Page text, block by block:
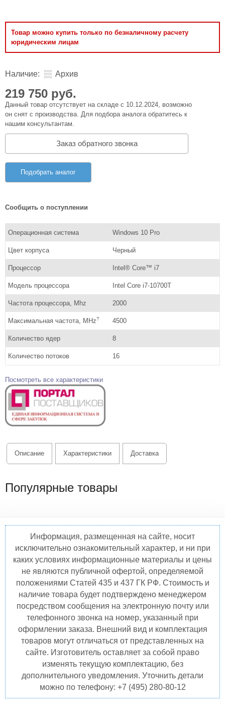
Товар можно купить только по безналичному расчету
юридическим лицам
Наличие: Архив
219 750 руб.
Данный товар отсутствует на складе с 10.12.2024, возможно
он снят с производства. Для подбора аналога обратитесь к
нашим консультантам.
Заказ обратного звонка
Подобрать аналог
Сообщить о поступлении
Операционная система Windows 10 Pro
Цвет корпуса Черный
Процессор Intel® Core™ i7
Модель процессора Intel Core i7-10700T
Частота процессора, Mhz 2000
Максимальная частота, MHz? 4500
Количество ядер 8
Количество потоков 16
Посмотреть все характеристики
Описание Характеристики Доставка
Популярные товары
Информация, размещенная на сайте, носит
исключительно ознакомительный характер, и ни при
каких условиях информационные материалы и цены
не являются публичной офертой, определяемой
положениями Статей 435 и 437 ГК РФ. Стоимость и
наличие товара будет подтверждено менеджером
посредством сообщения на электронную почту или
телефонного звонка на номер, указанный при
оформлении заказа. Внешний вид и комплектация
товаров могут отличаться от представленных на
сайте. Изготовитель оставляет за собой право
изменять текущую комплектацию, без
дополнительного уведомления. Уточнить детали
можно по телефону: +7 (495) 280-80-12